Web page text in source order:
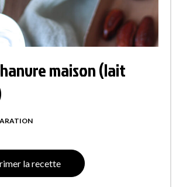
maison (lait
la recette